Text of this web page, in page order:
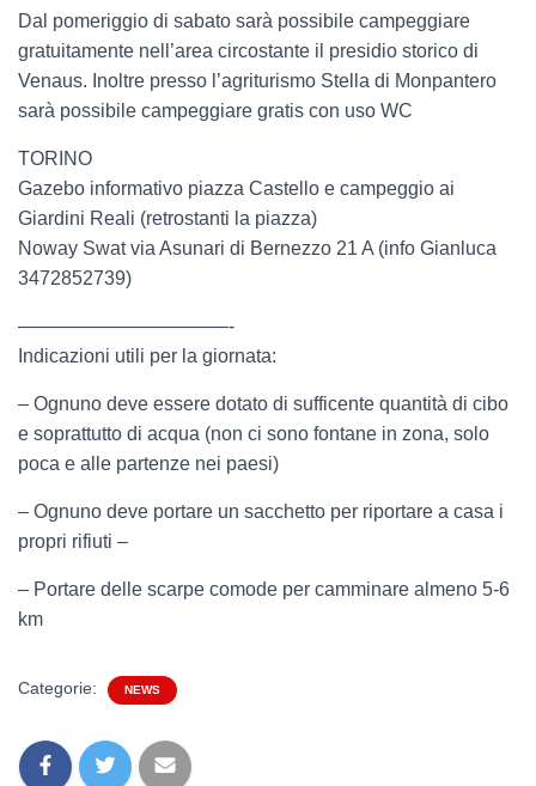
Dal pomeriggio di sabato sarà possibile campeggiare
gratuitamente nell’area circostante il presidio storico di
Venaus. Inoltre presso l’agriturismo Stella di Monpantero
sarà possibile campeggiare gratis con uso WC
TORINO
Gazebo informativo piazza Castello e campeggio ai
Giardini Reali (retrostanti la piazza)
Noway Swat via Asunari di Bernezzo 21 A (info Gianluca
3472852739)
———————————-
Indicazioni utili per la giornata:
– Ognuno deve essere dotato di sufficente quantità di cibo
e soprattutto di acqua (non ci sono fontane in zona, solo
poca e alle partenze nei paesi)
– Ognuno deve portare un sacchetto per riportare a casa i
propri rifiuti –
– Portare delle scarpe comode per camminare almeno 5-6
km
Categorie: NEWS